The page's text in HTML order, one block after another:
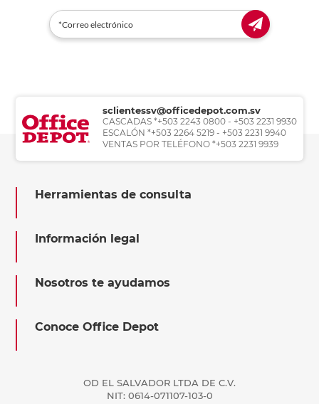
sclientessv@officedepot.com.sv
CASCADAS *+503 2243 0800 - +503 2231 9930
ESCALÓN *+503 2264 5219 - +503 2231 9940
VENTAS POR TELÉFONO *+503 2231 9939
Herramientas de consulta
Información legal
Nosotros te ayudamos
Conoce Office Depot
OD EL SALVADOR LTDA DE C.V.
NIT: 0614-071107-103-0